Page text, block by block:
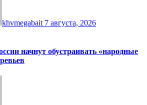
khvmegabait 7 августа, 2026
начнут обустраивать «народные